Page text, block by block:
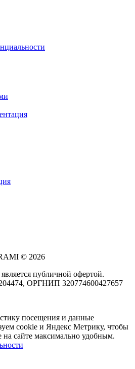
© 2026
публичной офертой.
ОРГНИП 320774600427657
посещения и данные
cookie и Яндекс Метрику, чтобы
на сайте максимально удобным.